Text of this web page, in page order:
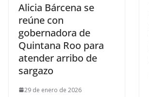
Alicia Bárcena se
reúne con
gobernadora de
Quintana Roo para
atender arribo de
sargazo
29 de enero de 2026